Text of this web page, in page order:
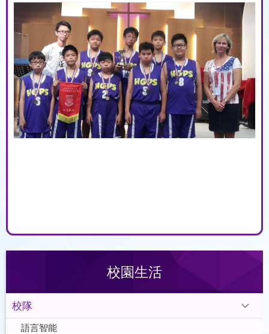
校園生活
校隊
語言智能